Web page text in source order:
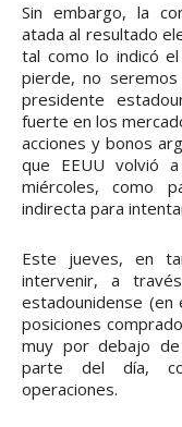
Sin embargo, la
atada al resultado
tal como lo indicó
pierde, no
presidente
fuerte en los
acciones y bonos
que EEUU volvió
miércoles, como
indirecta para
Este jueves, en
intervenir, a
estadounidense (en
posiciones
muy por debajo
parte del día,
operaciones.